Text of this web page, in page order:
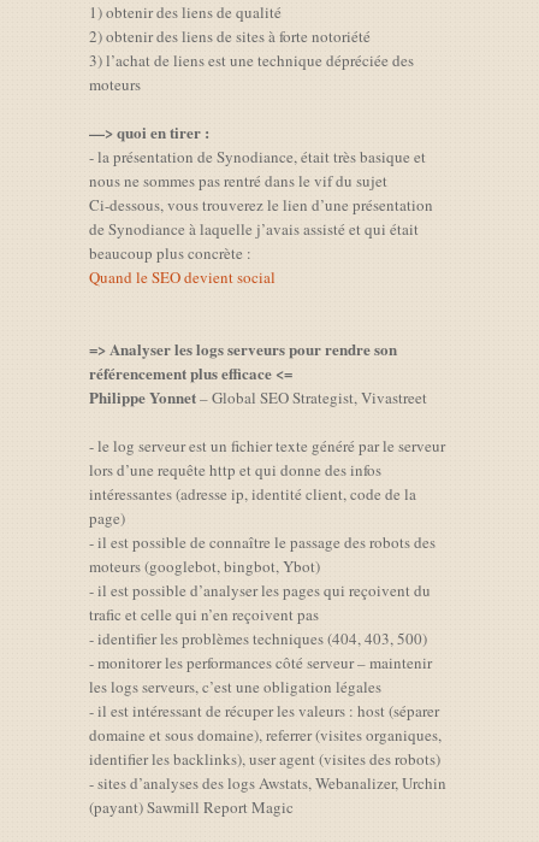
1) obtenir des liens de qualité
2) obtenir des liens de sites à forte notoriété
3) l’achat de liens est une technique dépréciée des
moteurs
—> quoi en tirer :
- la présentation de Synodiance, était très basique et
nous ne sommes pas rentré dans le vif du sujet
Ci-dessous, vous trouverez le lien d’une présentation
de Synodiance à laquelle j’avais assisté et qui était
beaucoup plus concrète :
Quand le SEO devient social
=> Analyser les logs serveurs pour rendre son
référencement plus efficace <=
Philippe Yonnet– Global SEO Strategist, Vivastreet
- le log serveur est un fichier texte généré par le serveur
lors d’une requête http et qui donne des infos
intéressantes (adresse ip, identité client, code de la
page)
- il est possible de connaître le passage des robots des
moteurs (googlebot, bingbot, Ybot)
- il est possible d’analyser les pages qui reçoivent du
trafic et celle qui n’en reçoivent pas
- identifier les problèmes techniques (404, 403, 500)
- monitorer les performances côté serveur – maintenir
les logs serveurs, c’est une obligation légales
- il est intéressant de récuper les valeurs : host (séparer
domaine et sous domaine), referrer (visites organiques,
identifier les backlinks), user agent (visites des robots)
- sites d’analyses des logs Awstats, Webanalizer, Urchin
(payant) Sawmill Report Magic